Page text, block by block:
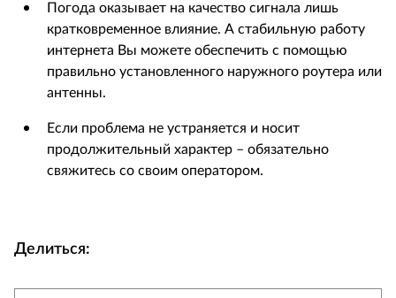
Погода оказывает на качество сигнала лишь
кратковременное влияние. А стабильную работу
интернета Вы можете обеспечить с помощью
правильно установленного наружного роутера или
антенны.
Если проблема не устраняется и носит
продолжительный характер – обязательно
свяжитесь со своим оператором.
Делиться: